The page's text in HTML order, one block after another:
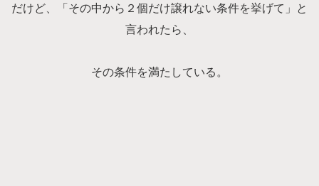
だけど、「その中から２個だけ譲れない条件を挙げて」と
言われたら、
その条件を満たしている。